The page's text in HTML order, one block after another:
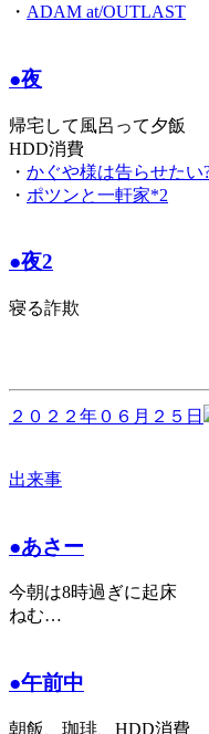
・ ADAM at/OUTLAST
●夜
帰宅して風呂って夕飯
HDD消費
・ かぐや様は告らせた
・ ポツンと一軒家*2
●夜2
寝る詐欺
２０２２年０６月２５日
出来事
●あさー
今朝は8時過ぎに起床
ねむ…
●午前中
朝飯、珈琲、HDD消費